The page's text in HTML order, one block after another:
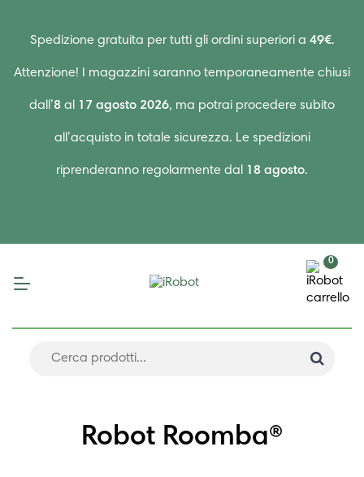
Spedizione gratuita per tutti gli ordini superiori a 49€.
Attenzione! I magazzini saranno temporaneamente chiusi
dall’8 al 17 agosto 2026, ma potrai procedere subito
all’acquisto in totale sicurezza. Le spedizioni
riprenderanno regolarmente dal 18 agosto.
0
Robot Roomba®